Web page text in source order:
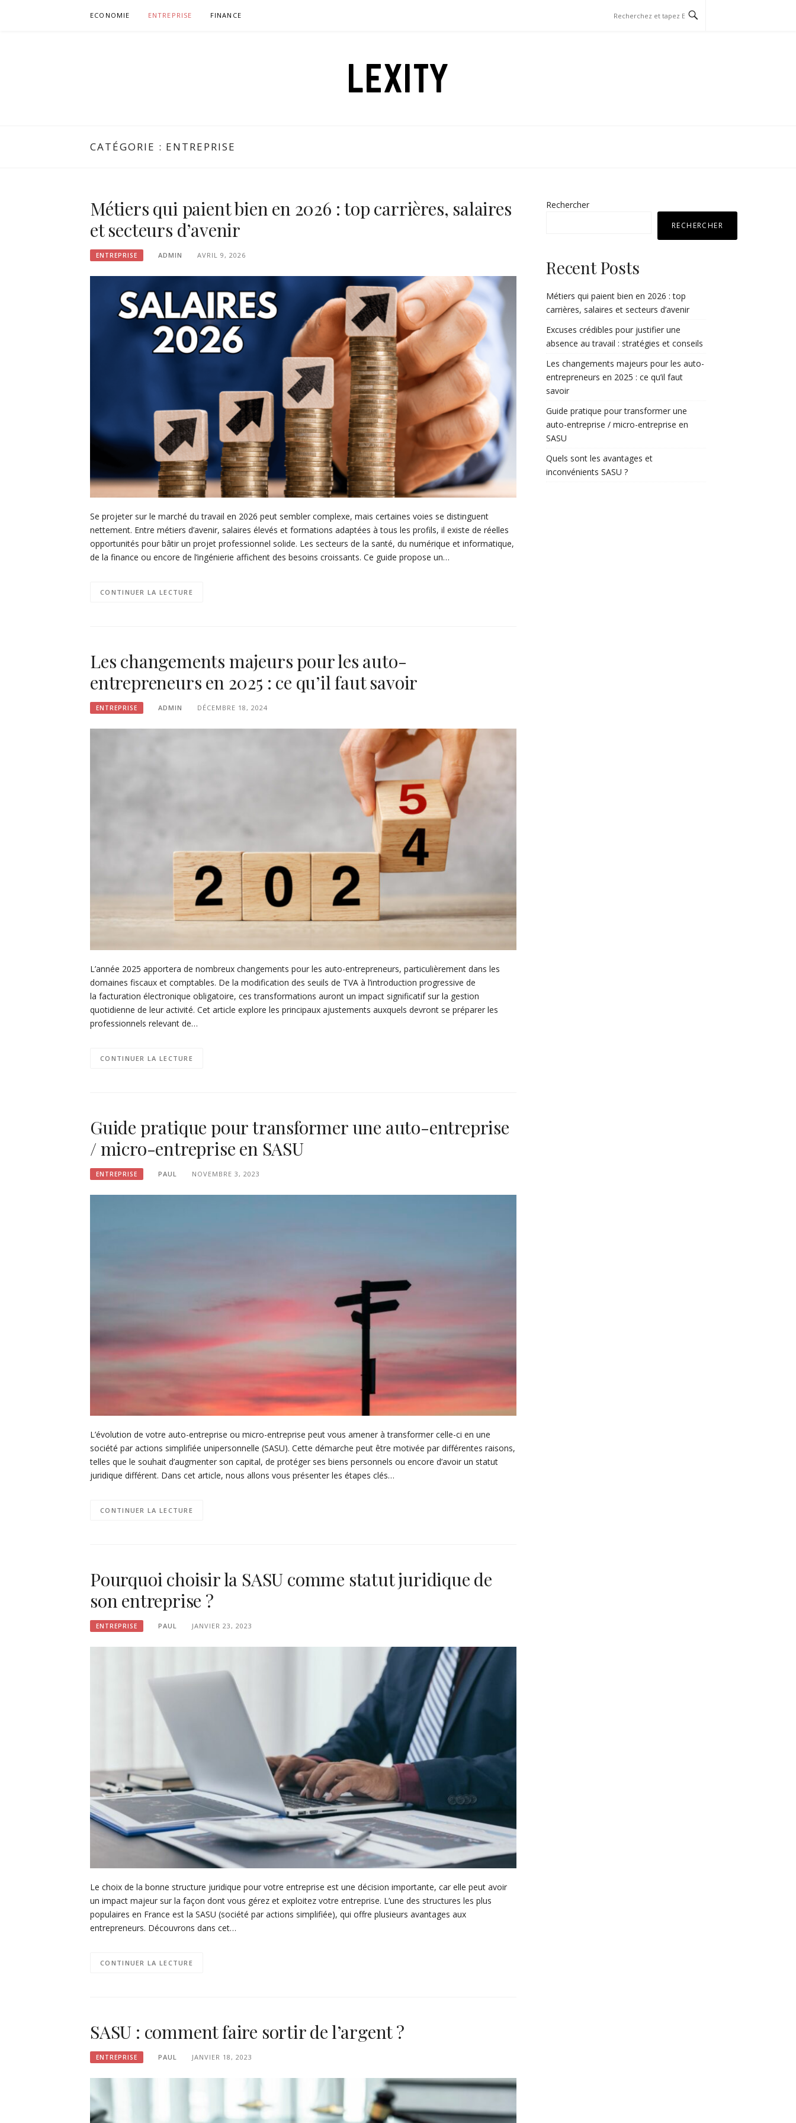
ECONOMIE ENTREPRISE FINANCE
LEXITY
CATÉGORIE : ENTREPRISE
Métiers qui paient bien en 2026 : top carrières, salaires
et secteurs d’avenir
ENTREPRISE ADMIN AVRIL 9, 2026
Se projeter sur le marché du travail en 2026 peut sembler complexe, mais certaines voies se distinguent
nettement. Entre métiers d’avenir, salaires élevés et formations adaptées à tous les profils, il existe de réelles
opportunités pour bâtir un projet professionnel solide. Les secteurs de la santé, du numérique et informatique,
de la finance ou encore de l’ingénierie affichent des besoins croissants. Ce guide propose un…
CONTINUER LA LECTURE
Les changements majeurs pour les auto-
entrepreneurs en 2025 : ce qu’il faut savoir
ENTREPRISE ADMIN DÉCEMBRE 18, 2024
L’année 2025 apportera de nombreux changements pour les auto-entrepreneurs, particulièrement dans les
domaines fiscaux et comptables. De la modification des seuils de TVA à l’introduction progressive de
la facturation électronique obligatoire, ces transformations auront un impact significatif sur la gestion
quotidienne de leur activité. Cet article explore les principaux ajustements auxquels devront se préparer les
professionnels relevant de…
CONTINUER LA LECTURE
Guide pratique pour transformer une auto-entreprise
/ micro-entreprise en SASU
ENTREPRISE PAUL NOVEMBRE 3, 2023
L’évolution de votre auto-entreprise ou micro-entreprise peut vous amener à transformer celle-ci en une
société par actions simplifiée unipersonnelle (SASU). Cette démarche peut être motivée par différentes raisons,
telles que le souhait d’augmenter son capital, de protéger ses biens personnels ou encore d’avoir un statut
juridique différent. Dans cet article, nous allons vous présenter les étapes clés…
CONTINUER LA LECTURE
Pourquoi choisir la SASU comme statut juridique de
son entreprise ?
ENTREPRISE PAUL JANVIER 23, 2023
Le choix de la bonne structure juridique pour votre entreprise est une décision importante, car elle peut avoir
un impact majeur sur la façon dont vous gérez et exploitez votre entreprise. L’une des structures les plus
populaires en France est la SASU (société par actions simplifiée), qui offre plusieurs avantages aux
entrepreneurs. Découvrons dans cet…
CONTINUER LA LECTURE
SASU : comment faire sortir de l’argent ?
ENTREPRISE PAUL JANVIER 18, 2023
Rechercher
RECHERCHER
Recent Posts
Métiers qui paient bien en 2026 : top
carrières, salaires et secteurs d’avenir
Excuses crédibles pour justifier une
absence au travail : stratégies et conseils
Les changements majeurs pour les auto-
entrepreneurs en 2025 : ce qu’il faut
savoir
Guide pratique pour transformer une
auto-entreprise / micro-entreprise en
SASU
Quels sont les avantages et
inconvénients SASU ?